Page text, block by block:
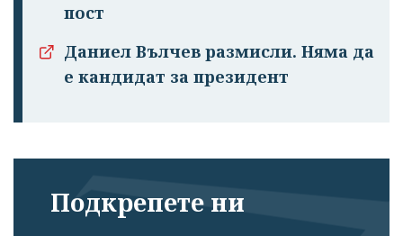
пост
Даниел Вълчев размисли. Няма да
е кандидат за президент
Подкрепете ни